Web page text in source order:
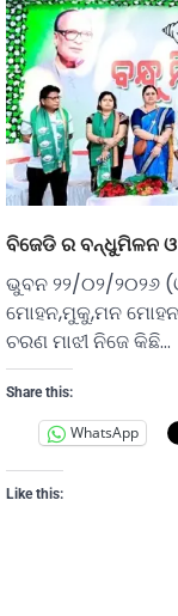
ବିଜେଡି ର ବନ୍ଧୁମିଳନ ଓ
ଭୁବନ ୨୨/୦୨/୨୦୨୬
ମୋହନ,ମୁକୁ,ମନ
ଚରଣ ମାଝୀ ନିଜେ କିଛି…
Share this:
WhatsApp
Like this: